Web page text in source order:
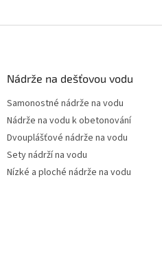
Nádrže na dešťovou vodu
Samonostné nádrže na vodu
Nádrže na vodu k obetonování
Dvouplášťové nádrže na vodu
Sety nádrží na vodu
Nízké a ploché nádrže na vodu